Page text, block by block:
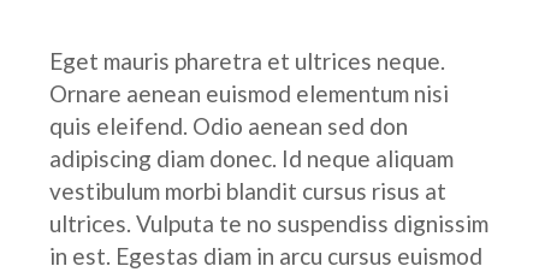
Eget mauris pharetra et ultrices neque.
Ornare aenean euismod elementum nisi
quis eleifend. Odio aenean sed don
adipiscing diam donec. Id neque aliquam
vestibulum morbi blandit cursus risus at
ultrices. Vulputa te no suspendiss dignissim
in est. Egestas diam in arcu cursus euismod